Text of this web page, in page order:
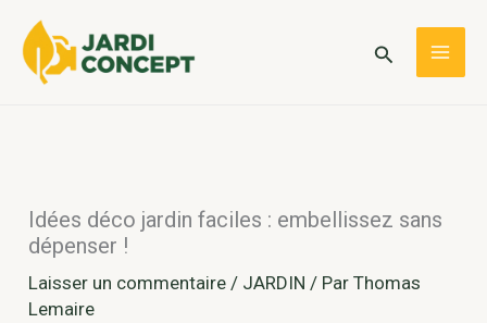
contenu
Rechercher
Idées déco jardin faciles : embellissez sans
dépenser !
Laisser un commentaire / JARDIN / ParThomas
Lemaire